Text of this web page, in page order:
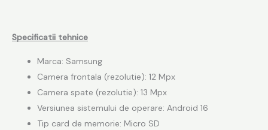
Specificatii tehnice
Marca: Samsung
Camera frontala (rezolutie): 12 Mpx
Camera spate (rezolutie): 13 Mpx
Versiunea sistemului de operare: Android 16
Tip card de memorie: Micro SD